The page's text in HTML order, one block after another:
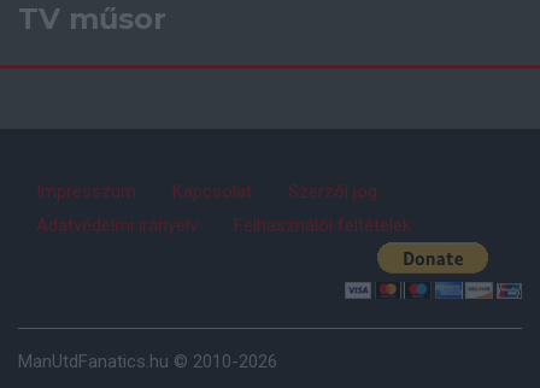
TV műsor
Impresszum Kapcsolat
Szerzői jog
Adatvédelmi irányelv
Felhasználói feltételek
ManUtdFanatics.hu © 2010-2026